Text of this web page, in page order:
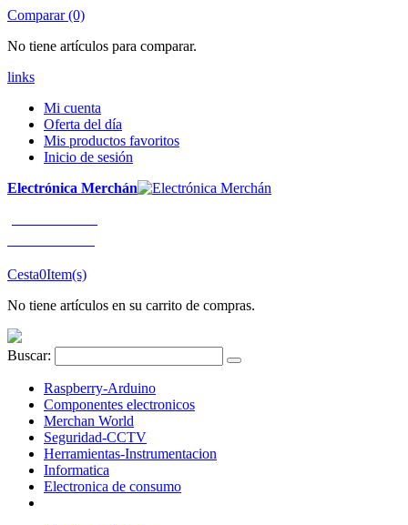
Comparar (0)
No tiene artículos para comparar.
links
Mi cuenta
Oferta del día
Mis productos favoritos
Inicio de sesión
Electrónica Merchán
Cesta0Item(s)
No tiene artículos en su carrito de compras.
Buscar:
Raspberry-Arduino
Componentes electronicos
Merchan World
Seguridad-CCTV
Herramientas-Instrumentacion
Informatica
Electronica de consumo